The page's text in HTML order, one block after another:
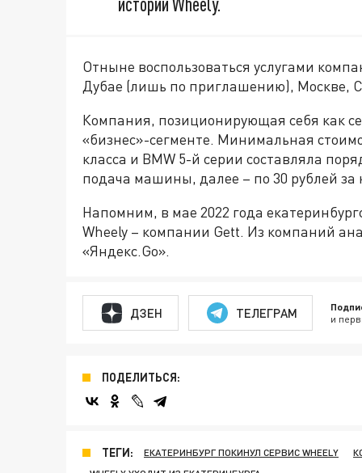
Отныне воспользоваться услугами
Дубае (лишь по приглашению), Москве,
Компания, позиционирующая себя как
«бизнес»-сегменте. Минимальная
класса и BMW 5-й серии составляла
подача машины, далее – по 30 рублей
Напомним, в мае 2022 года
Wheely – компании Gett. Из компаний
«Яндекс.Go».
ДЗЕН ТЕЛЕГРАМ и
ПОДЕЛИТЬСЯ:
ТЕГИ: ЕКАТЕРИНБУРГ ПОКИНУЛ СЕРВИС WHEELY